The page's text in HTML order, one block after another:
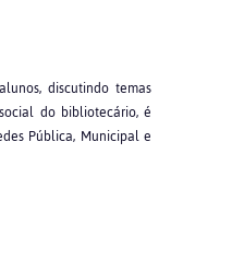
discutindo temas
do bibliotecário, é
Pública, Municipal e